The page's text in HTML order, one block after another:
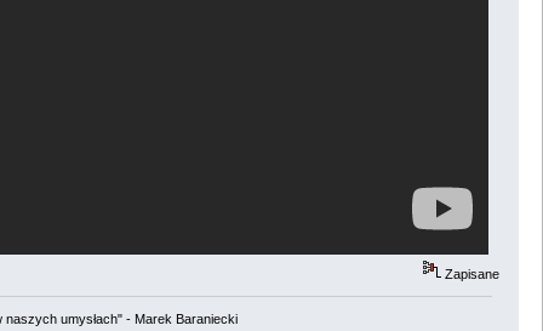
Zapisane
umysłach" - Marek Baraniecki